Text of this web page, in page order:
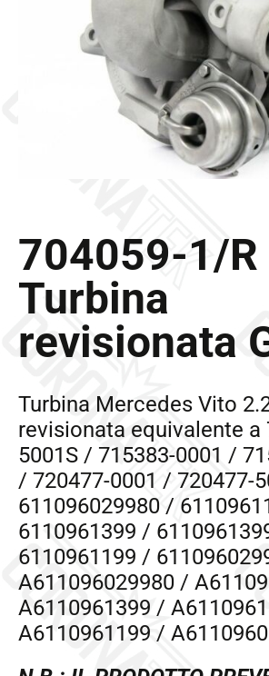
704059-1/R
Turbina
revisionata
Turbina Mercedes Vito
revisionata equivalente a
5001S / 715383-0001 /
/ 720477-0001 / 720477-
611096029980 /
6110961399 /
6110961199 /
A611096029980 /
A6110961399 /
A6110961199 /